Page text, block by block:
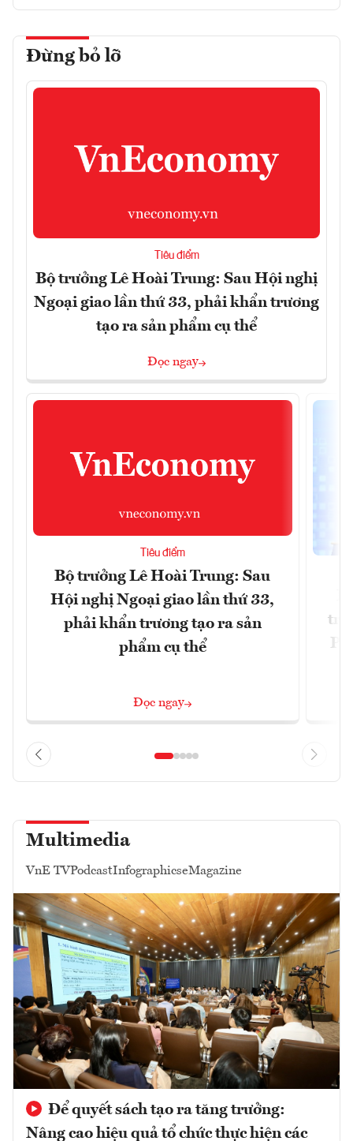
Đừng bỏ lỡ
Tiêu điểm
Bộ trưởng Lê Hoài Trung: Sau Hội nghị
Ngoại giao lần thứ 33, phải khẩn trương
tạo ra sản phẩm cụ thể
Đọc ngay
Tiêu điểm
Bộ trưởng Lê Hoài Trung: Sau
Hội nghị Ngoại giao lần thứ 33,
phải khẩn trương tạo ra sản
phẩm cụ thể
Đọc ngay
Multimedia
VnE TVPodcastInfographicseMagazine
Để quyết sách tạo ra tăng trưởng:
Nâng cao hiệu quả tổ chức thực hiện các